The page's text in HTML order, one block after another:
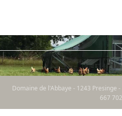
Domaine de l'Abbaye - 1243 Presinge
667